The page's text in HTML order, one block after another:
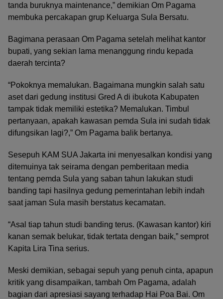
tanda buruknya maintenance,” demikian Om Pagama
membuka percakapan grup Keluarga Sula Bersatu.
Bagimana perasaan Om Pagama setelah melihat kantor
bupati, yang sekian lama menanggung rindu kepada
daerah tercinta?
“Pokoknya memalukan. Bagaimana mungkin salah satu
aset dari gedung institusi Gred A di ibukota Kabupaten
tampak tidak memiliki estetika? Memalukan. Timbul
pertanyaan, apakah kawasan pemda Sula ini sudah tidak
difungsikan lagi?,” Om Pagama balik bertanya.
Sesepuh KAM SUA Jakarta ini menyesalkan kondisi yang
ditemuinya tak seirama dengan pemberitaan media
tentang pemda Sula yang saban tahun lakukan studi
banding tapi hasilnya gedung pemerintahan lebih indah
saat jaman Sula masih berstatus kecamatan.
“Asal tiap tahun studi banding terus. (Kawasan kantor) kiri
kanan semak belukar, tidak tertata dengan baik,” semprot
Kapita Lira Tina serius.
Meski demikian, sebagai sepuh yang penuh cinta, apapun
kritik yang disampaikan, tambah Om Pagama, adalah
bagian dari apresiasi sayang terhadap Hai Poa Bai. Om